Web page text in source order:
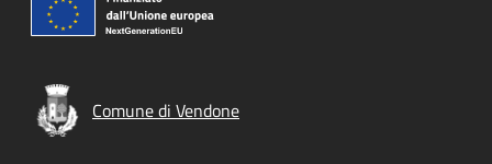
Comune di Vendone